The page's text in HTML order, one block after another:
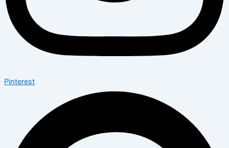
Pinterest